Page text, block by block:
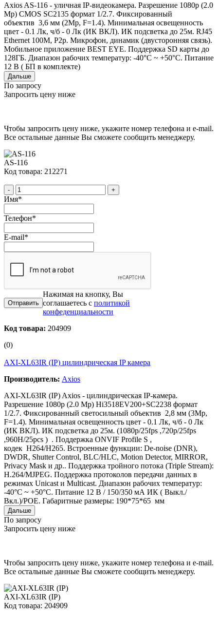
Axios AS-116 - уличная IP-видеокамера. Разрешение 1080р (2.0
Mp) CMOS SC2135 формат 1/2.7. Фиксированный
объектив 3,6 мм (2Mp, F=1.4). Минимальная освещенность
цвет - 0.1 Лк, ч/б - 0 Лк (ИК ВКЛ). ИК подсветка до 25м. RJ45
Ethernet 100M, P2p. Микрофон, динамик (двусторонняя связь).
Мобильное приложение BEST EYE. Поддержка SD карты до
128ГБ. Диапазон рабочих температур: -40°С ~ +50°С. Питание
12 В ( БП в комплекте)
Дальше
По запросу
Запросить цену ниже
Чтобы запросить цену ниже, укажите номер телефона и e-mail.
Все остальные данные Вы сможете сообщить менеджеру.
AS-116
Код товара: 212271
- +
Имя*
Телефон*
E-mail*
Нажимая на кнопку, Вы
соглашаетесь с политикой
конфеденциальности
Код товара: 204909
(0)
AXI-XL63IR (IP) цилиндрическая IP камера
Производитель: Axios
AXI-XL63IR (IP) Axios - цилиндрическая IP-камера.
Разрешение 1080р (2.0 Mp) Hi3518EV200+SC2238 формат
1/2.7. Фиксированный светосильный объектив 2,8 мм (3Mp,
F=1.4). Минимальная освещенность цвет - 0.1 Лк, ч/б - 0 Лк
(ИК ВКЛ). ИК подсветка до 25м. (1080p/25fps ,720p/25fps
,960H/25pcs ) . Поддержка ONVIF Profile S ,
кодек H264/H265. Встроенные функции: De-noise (DNR),
DWDR, Shutter Control, BLC/HLC, Motion Detector, MIRROR,
Privacy Mask и др.. Поддержка тройного потока (Triple Stream):
H.264/MJPEG. Поддержка протоколов передачи данных в
режимах Unicast и Multicast. Диапазон рабочих температур:
-40°С ~ +50°С. Питание 12 В / 150/350 мА ИК ( Выкл./
Вкл.)/POE. Габаритные размеры: 190*75*65 мм
Дальше
По запросу
Запросить цену ниже
Чтобы запросить цену ниже, укажите номер телефона и e-mail.
Все остальные данные Вы сможете сообщить менеджеру.
AXI-XL63IR (IP)
Код товара: 204909